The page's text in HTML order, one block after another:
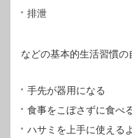
排泄
などの基本的生活習慣の
手先が器用になる
食事をこぼさずに食べ
ハサミを上手に使える